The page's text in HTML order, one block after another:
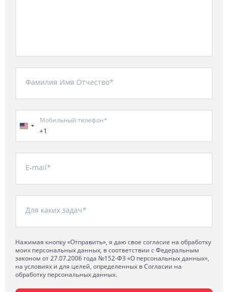
Фамилия Имя Отчество*
+1
Мобильный телефон*
E-mail*
Для каких задач*
Нажимая кнопку «Отправить», я даю свое согласие на обработку
моих персональных данных, в соответствии с Федеральным
законом от 27.07.2006 года №152-ФЗ «О персональных данных»,
на условиях и для целей, определенных в Согласии на
обработку персональных данных.